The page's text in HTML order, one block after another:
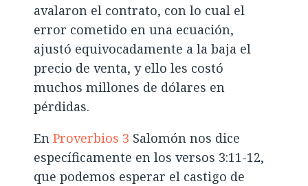
avalaron el contrato, con lo cual el
error cometido en una ecuación,
ajustó equivocadamente a la baja el
precio de venta, y ello les costó
muchos millones de dólares en
pérdidas.
EnProverbios 3 Salomón nos dice
específicamente en los versos 3:11-12,
que podemos esperar el castigo de